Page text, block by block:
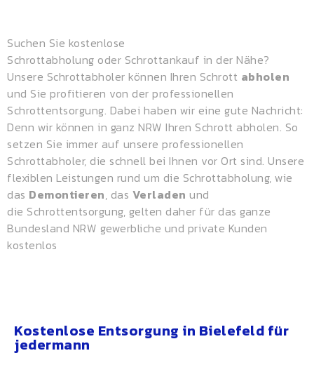
Suchen Sie kostenlose
Schrottabholung oder Schrottankauf in der Nähe?
Unsere Schrottabholer können Ihren Schrott abholen
und Sie profitieren von der professionellen
Schrottentsorgung. Dabei haben wir eine gute Nachricht:
Denn wir können in ganz NRW Ihren Schrott abholen. So
setzen Sie immer auf unsere professionellen
Schrottabholer, die schnell bei Ihnen vor Ort sind. Unsere
flexiblen Leistungen rund um die Schrottabholung, wie
das Demontieren, das Verladen und
die Schrottentsorgung, gelten daher für das ganze
Bundesland NRW gewerbliche und private Kunden
kostenlos
Kostenlose Entsorgung in Bielefeld für
jedermann